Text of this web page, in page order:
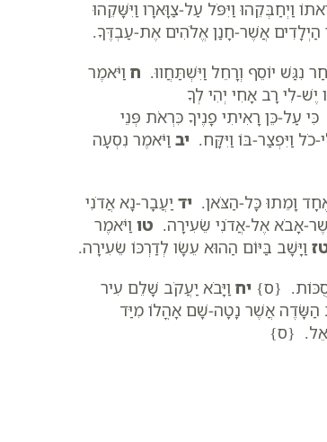
וַיְחַבְּקֵהוּ וַיִּפֹּל עַל-צַוָּארָו וַיִּשָּׁקֵהוּ
הַיְלָדִים אֲשֶׁר-חָנַן אֱלֹהִים אֶת-עַבְדֶּךָ.
נִגַּשׁ יוֹסֵף וְרָחֵל וַיִּשְׁתַּחֲווּ. ח וַיֹּאמֶר
יֶשׁ-לִי רָב אָחִי יְהִי לְךָ
עַל-כֵּן רָאִיתִי פָנֶיךָ כִּרְאֹת פְּנֵי
וַיִּפְצַר-בּוֹ וַיִּקָּח. יב וַיֹּאמֶר נִסְעָה
וָמֵתוּ כָּל-הַצֹּאן. יד יַעֲבָר-נָא אֲדֹנִי
אָבֹא אֶל-אֲדֹנִי שֵׂעִירָה. טו וַיֹּאמֶר
וַיָּשָׁב בַּיּוֹם הַהוּא עֵשָׂו לְדַרְכּוֹ שֵׂעִירָה.
סֻכּוֹת. {ס} יח וַיָּבֹא יַעֲקֹב שָׁלֵם עִיר
הַשָּׂדֶה אֲשֶׁר נָטָה-שָׁם אָהֳלוֹ מִיַּד
{ס}